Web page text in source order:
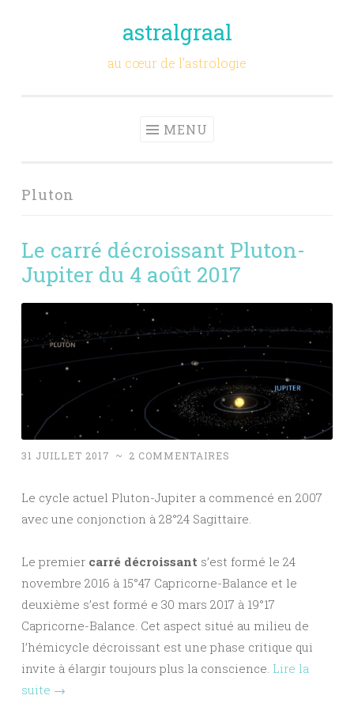
astralgraal
au cœur de l'astrologie
MENU
Pluton
Le carré décroissant Pluton-
Jupiter du 4 août 2017
31 JUILLET 2017 ~ 2 COMMENTAIRES
Le cycle actuel Pluton-Jupiter a commencé en 2007
avec une conjonction à 28°24 Sagittaire.
Le premier carré décroissant s’est formé le 24
novembre 2016 à 15°47 Capricorne-Balance et le
deuxième s’est formé e 30 mars 2017 à 19°17
Capricorne-Balance. Cet aspect situé au milieu de
l’hémicycle décroissant est une phase critique qui
invite à élargir toujours plus la conscience. Lire la
suite →